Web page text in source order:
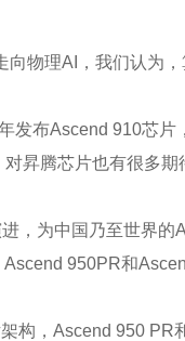
物理AI，我们认为
发布Ascend 910芯
昇腾芯片也有很多
，为中国乃至世界的
950PR和
构，Ascend 950 PR